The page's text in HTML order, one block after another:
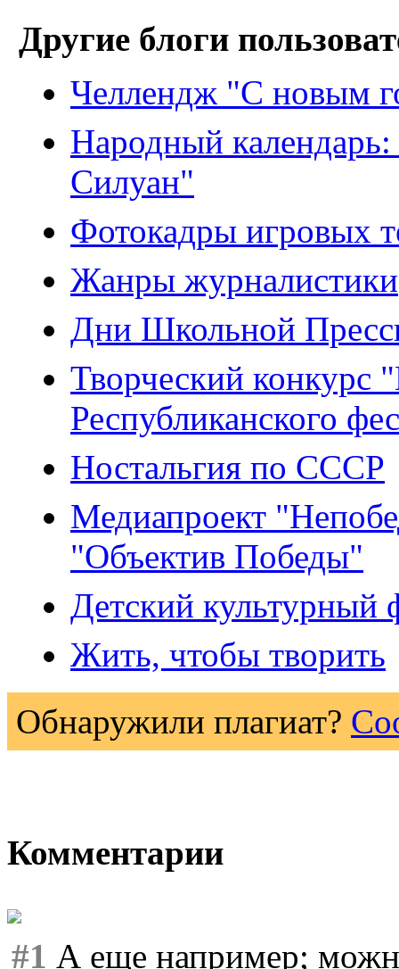
Другие блоги
Челлендж "С новым
Народный
Силуан"
Фотокадры игровых
Жанры журналистики
Дни Школьной
Творческий конкурс
Республиканского
Ностальгия по СССР
Медиапроект
"Объектив Победы"
Детский культурный
Жить, чтобы творить
Обнаружили плагиат?
Комментарии
#1 А еще например;